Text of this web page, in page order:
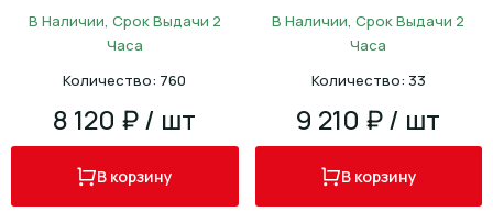
В Наличии, Срок Выдачи 2
Часа
Количество: 760
8 120 ₽ / шт
В корзину
В Наличии, Срок Выдачи 2
Часа
Количество: 33
9 210 ₽ / шт
В корзину